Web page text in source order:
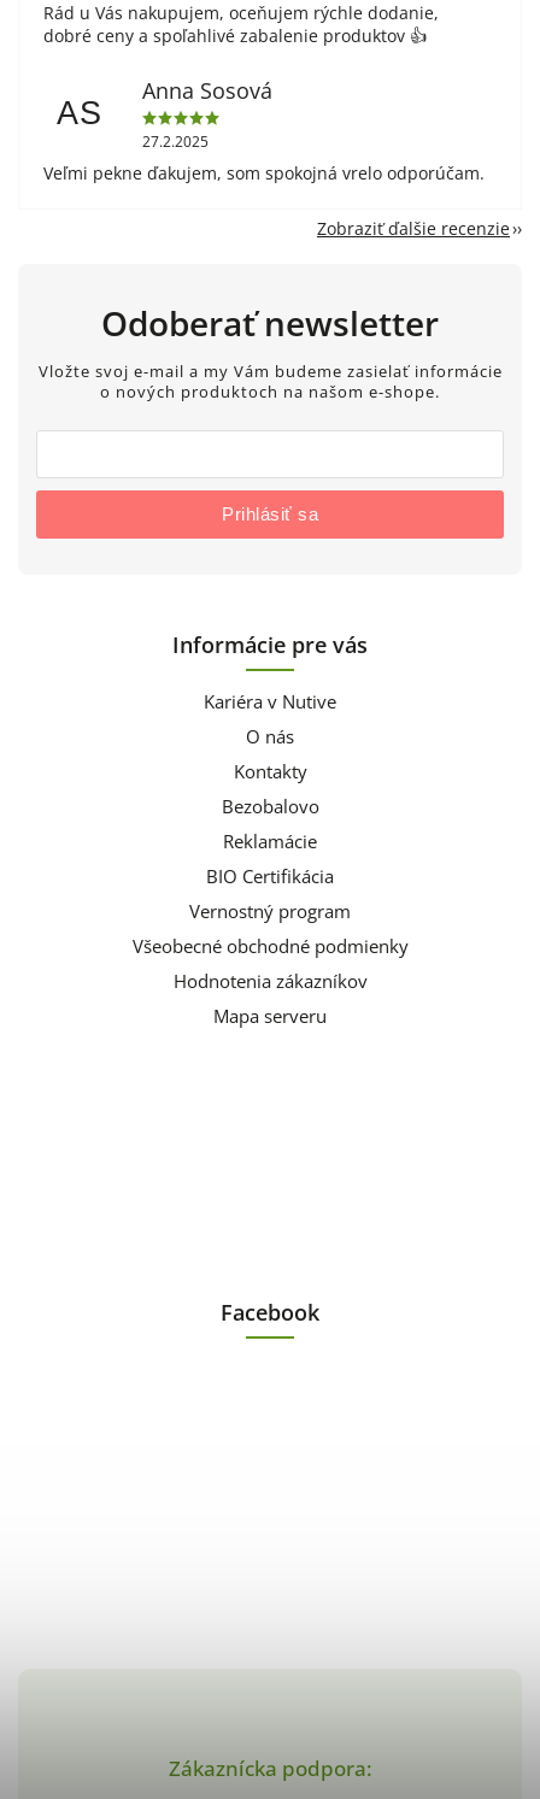
Rád u Vás nakupujem, oceňujem rýchle dodanie,
dobré ceny a spoľahlivé zabalenie produktov 👍
AS
Anna Sosová
27.2.2025
Veľmi pekne ďakujem, som spokojná vrelo odporúčam.
Zobraziť ďalšie recenzie
Zákaznícka podpora:
Odoberať newsletter
Vložte svoj e-mail a my Vám budeme zasielať informácie
o nových produktoch na našom e-shope.
Prihlásiť sa
Informácie pre vás
Kariéra v Nutive
O nás
Kontakty
Bezobalovo
Reklamácie
BIO Certifikácia
Vernostný program
Všeobecné obchodné podmienky
Hodnotenia zákazníkov
Mapa serveru
Facebook